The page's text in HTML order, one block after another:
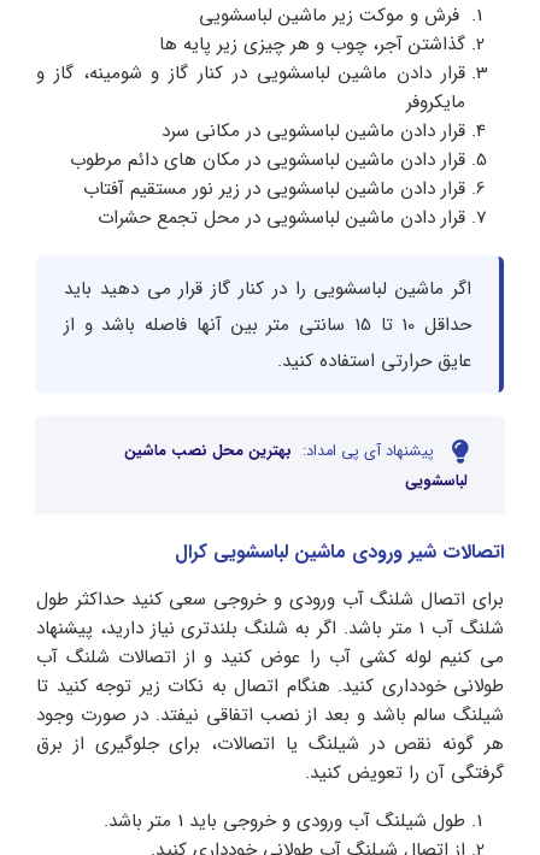
فرش و موکت زیر ماشین لباسشویی
گذاشتن آجر، چوب و هر چیزی زیر پایه ها
قرار دادن ماشین لباسشویی در کنار گاز و شومینه، گاز و
مایکروفر
قرار دادن ماشین لباسشویی در مکانی سرد
قرار دادن ماشین لباسشویی در مکان های دائم مرطوب
قرار دادن ماشین لباسشویی در زیر نور مستقیم آفتاب
قرار دادن ماشین لباسشویی در محل تجمع حشرات
اگر ماشین لباسشویی را در کنار گاز قرار می دهید باید
حداقل 10 تا 15 سانتی متر بین آنها فاصله باشد و از
عایق حرارتی استفاده کنید.
پیشنهاد آی پی امداد: بهترین محل نصب ماشین
لباسشویی
اتصالات شیر ورودی ماشین لباسشویی کرال
برای اتصال شلنگ آب ورودی و خروجی سعی کنید حداکثر طول
شلنگ آب 1 متر باشد. اگر به شلنگ بلندتری نیاز دارید، پیشنهاد
می کنیم لوله کشی آب را عوض کنید و از اتصالات شلنگ آب
طولانی خودداری کنید. هنگام اتصال به نکات زیر توجه کنید تا
شیلنگ سالم باشد و بعد از نصب اتفاقی نیفتد. در صورت وجود
هر گونه نقص در شیلنگ یا اتصالات، برای جلوگیری از برق
گرفتگی آن را تعویض کنید.
طول شیلنگ آب ورودی و خروجی باید 1 متر باشد.